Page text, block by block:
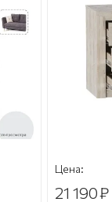
Цена:
21 190₽